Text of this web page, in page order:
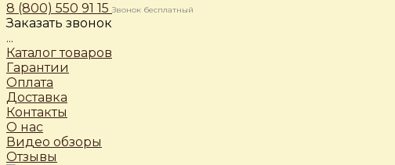
8 (800) 550 91 15 Звонок бесплатный
Заказать звонок
...
Каталог товаров
Гарантии
Оплата
Доставка
Контакты
О нас
Видео обзоры
Отзывы